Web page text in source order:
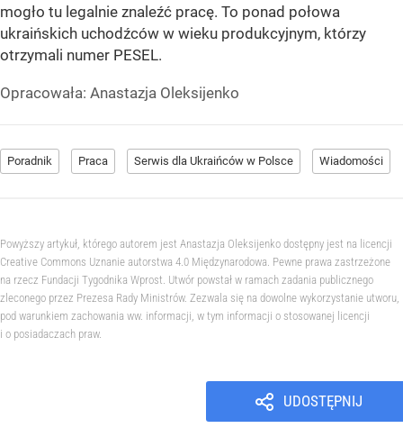
mogło tu legalnie znaleźć pracę. To ponad połowa
ukraińskich uchodźców w wieku produkcyjnym, którzy
otrzymali numer PESEL.
Opracowała: Anastazja Oleksijenko
Poradnik Praca Serwis dla Ukraińców w Polsce Wiadomości
Powyższy artykuł, którego autorem jest Anastazja Oleksijenko dostępny jest na licencji
Creative Commons Uznanie autorstwa 4.0 Międzynarodowa. Pewne prawa zastrzeżone
na rzecz Fundacji Tygodnika Wprost. Utwór powstał w ramach zadania publicznego
zleconego przez Prezesa Rady Ministrów. Zezwala się na dowolne wykorzystanie utworu,
pod warunkiem zachowania ww. informacji, w tym informacji o stosowanej licencji
i o posiadaczach praw.
UDOSTĘPNIJ